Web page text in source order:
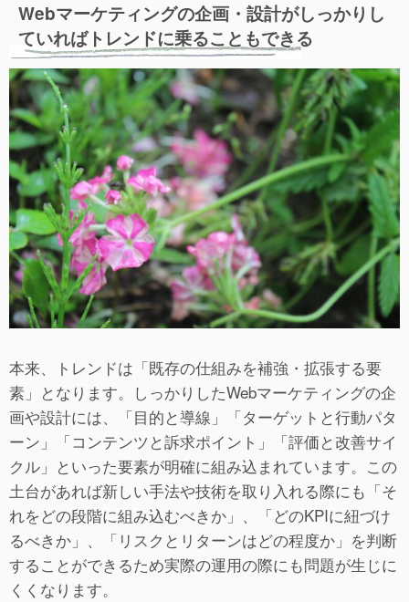
Webマーケティングの企画・設計がしっかりし
ていればトレンドに乗ることもできる
本来、トレンドは「既存の仕組みを補強・拡張する要
素」となります。しっかりしたWebマーケティングの企
画や設計には、「目的と導線」「ターゲットと行動パタ
ーン」「コンテンツと訴求ポイント」「評価と改善サイ
クル」といった要素が明確に組み込まれています。この
土台があれば新しい手法や技術を取り入れる際にも「そ
れをどの段階に組み込むべきか」、「どのKPIに紐づけ
るべきか」、「リスクとリターンはどの程度か」を判断
することができるため実際の運用の際にも問題が生じに
くくなります。